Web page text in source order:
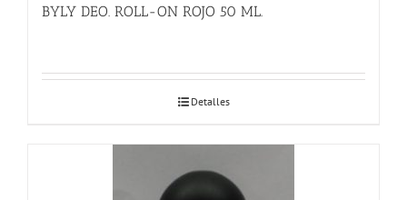
BYLY DEO. ROLL-ON ROJO 50 ML.
Detalles